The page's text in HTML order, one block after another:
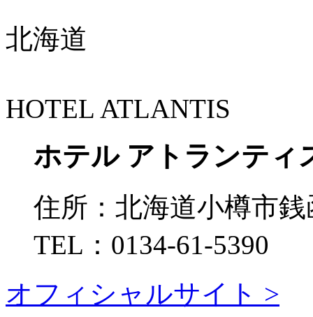
北海道
HOTEL ATLANTIS
ホテル アトランティ
住所： 北海道小樽市銭
TEL： 0134-61-5390
オフィシャルサイト >